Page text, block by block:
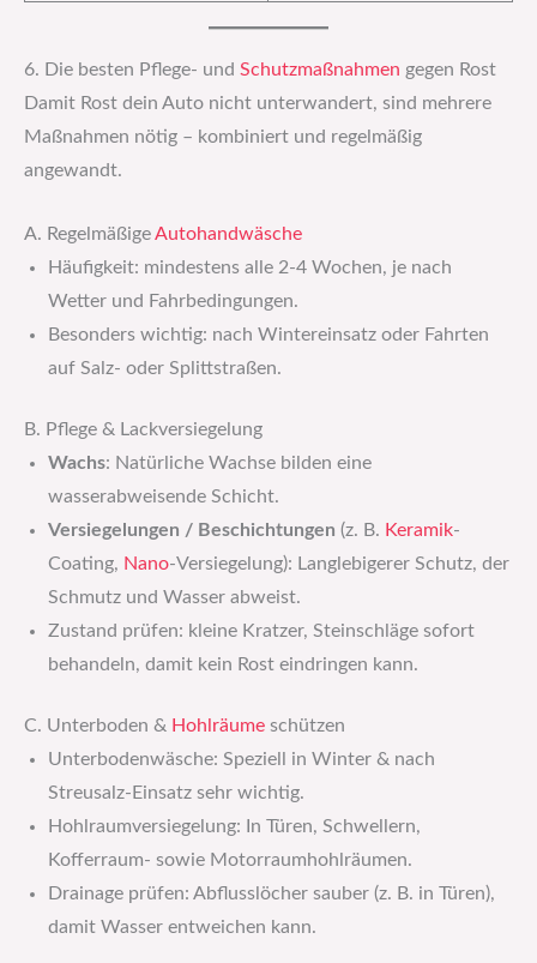
6. Die besten Pflege- und Schutzmaßnahmen gegen Rost
Damit Rost dein Auto nicht unterwandert, sind mehrere
Maßnahmen nötig – kombiniert und regelmäßig
angewandt.
A. Regelmäßige Autohandwäsche
Häufigkeit: mindestens alle 2-4 Wochen, je nach
Wetter und Fahrbedingungen.
Besonders wichtig: nach Wintereinsatz oder Fahrten
auf Salz- oder Splittstraßen.
B. Pflege & Lackversiegelung
Wachs: Natürliche Wachse bilden eine
wasserabweisende Schicht.
Versiegelungen / Beschichtungen (z. B. Keramik-
Coating, Nano-Versiegelung): Langlebigerer Schutz, der
Schmutz und Wasser abweist.
Zustand prüfen: kleine Kratzer, Steinschläge sofort
behandeln, damit kein Rost eindringen kann.
C. Unterboden & Hohlräume schützen
Unterbodenwäsche: Speziell in Winter & nach
Streusalz-Einsatz sehr wichtig.
Hohlraumversiegelung: In Türen, Schwellern,
Kofferraum- sowie Motorraumhohlräumen.
Drainage prüfen: Abflusslöcher sauber (z. B. in Türen),
damit Wasser entweichen kann.